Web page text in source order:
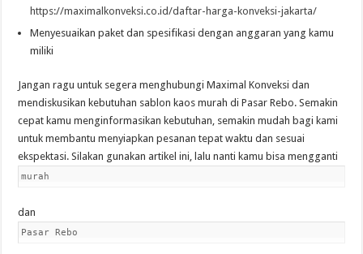
https://maximalkonveksi.co.id/daftar-harga-konveksi-jakarta/
Menyesuaikan paket dan spesifikasi dengan anggaran yang kamu
miliki
Jangan ragu untuk segera menghubungi Maximal Konveksi dan
mendiskusikan kebutuhan sablon kaos murah di Pasar Rebo. Semakin
cepat kamu menginformasikan kebutuhan, semakin mudah bagi kami
untuk membantu menyiapkan pesanan tepat waktu dan sesuai
ekspektasi. Silakan gunakan artikel ini, lalu nanti kamu bisa mengganti
murah
dan
Pasar Rebo